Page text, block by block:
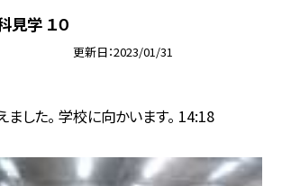
見学 １０
更新日 2023/01/31
した。 学校に向かいます。 14:18